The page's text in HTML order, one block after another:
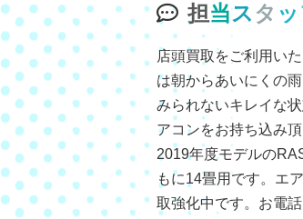
担当スタ ッ
店頭買取をご利用い
は朝からあいにくの
みられないキレイな
アコンをお持ち込み
2019年度モデルの
もに14畳用です。エ
取強化中です。お電